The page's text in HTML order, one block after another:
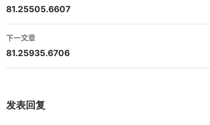
章
导
航
81.25505.6607
下一文章
81.25935.6706
发表回复